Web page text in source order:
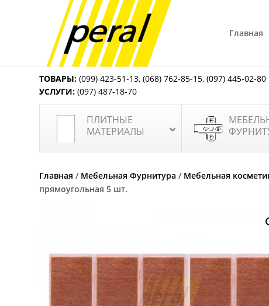
Главная
ТОВАРЫ: (099) 423-51-13,(068) 762-85-15,(097) 445-02-80
УСЛУГИ: (097) 487-18-70
ПЛИТНЫЕ
МАТЕРИАЛЫ
Главная / Мебельная Фурнитура / Мебельная
прямоугольная 5 шт.